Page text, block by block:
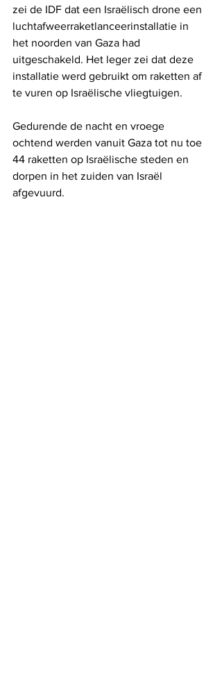
zei de IDF dat een Israëlisch drone een
luchtafweerraketlanceerinstallatie in
het noorden van Gaza had
uitgeschakeld. Het leger zei dat deze
installatie werd gebruikt om raketten af ​​
te vuren op Israëlische vliegtuigen.
Gedurende de nacht en vroege
ochtend werden vanuit Gaza tot nu toe
44 raketten op Israëlische steden en
dorpen in het zuiden van Israël
afgevuurd.